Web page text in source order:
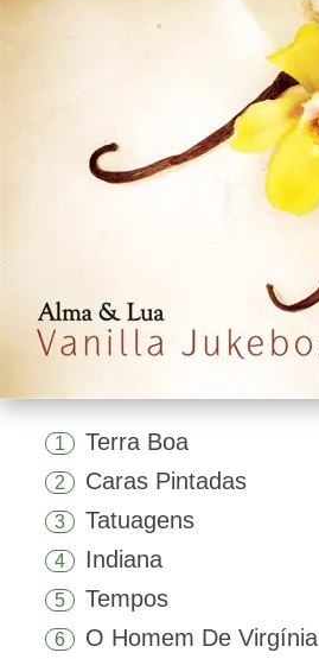
1 Terra Boa
2 Caras Pintadas
3 Tatuagens
4 Indiana
5 Tempos
6 O Homem De Virgínia